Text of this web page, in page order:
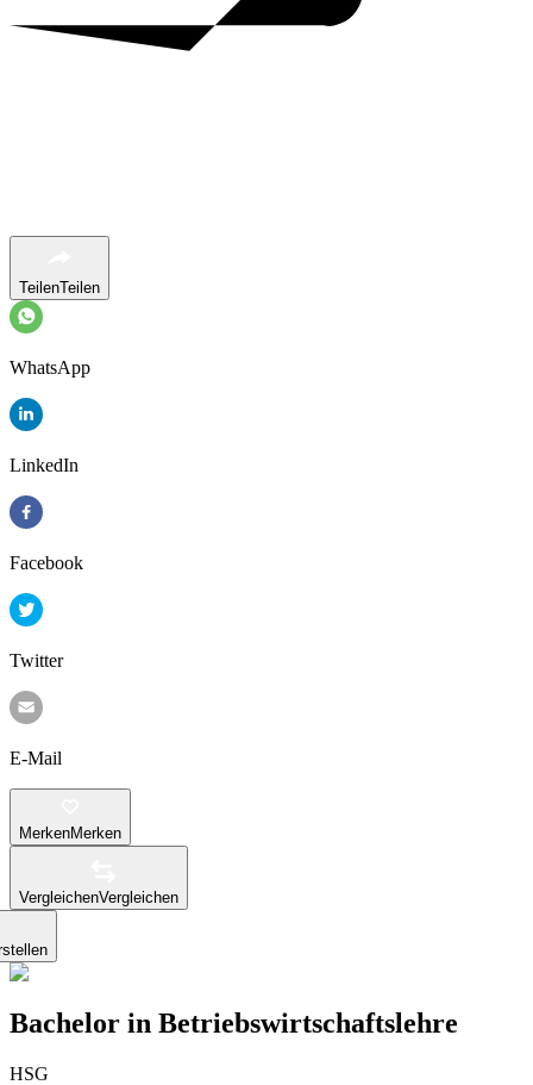
TeilenTeilen
WhatsApp
LinkedIn
Facebook
Twitter
E-Mail
MerkenMerken
VergleichenVergleichen
Bachelor in Betriebswirtschaftslehre
HSG